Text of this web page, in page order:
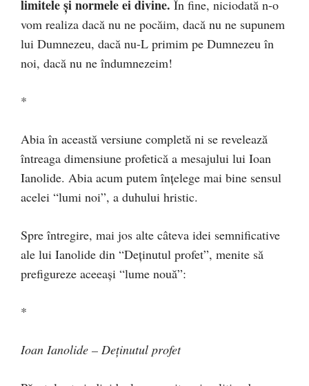
limitele şi normele ei divine. În fine, niciodată n-o
vom realiza dacă nu ne pocăim, dacă nu ne supunem
lui Dumnezeu, dacă nu-L primim pe Dumnezeu în
noi, dacă nu ne îndumnezeim!
*
Abia în această versiune completă ni se revelează
întreaga dimensiune profetică a mesajului lui Ioan
Ianolide. Abia acum putem înţelege mai bine sensul
acelei “lumi noi”, a duhului hristic.
Spre întregire, mai jos alte câteva idei semnificative
ale lui Ianolide din “Deţinutul profet”, menite să
prefigureze aceeaşi “lume nouă”:
*
Ioan Ianolide – Deţinutul profet